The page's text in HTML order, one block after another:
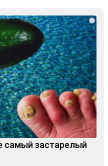
i
самый застарелый